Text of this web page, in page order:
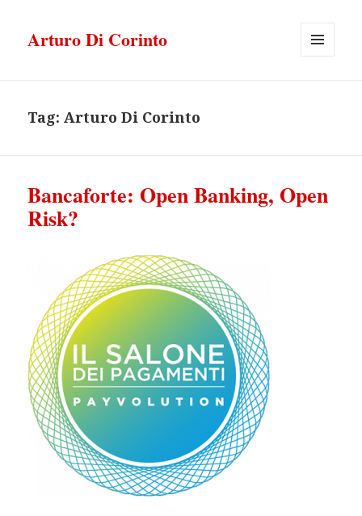
Arturo Di Corinto
Tag:Arturo Di Corinto
Bancaforte: Open Banking, Open
Risk?